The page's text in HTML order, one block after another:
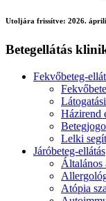
Utoljára frissítve: 2026.
Betegellátás
Fekvőbeteg-
Házirend
Lelki
Járóbeteg-ellátás
Általános
Atópia